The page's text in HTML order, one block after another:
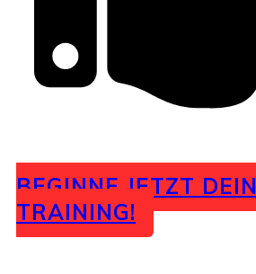
BEGINNE JETZT DEIN
TRAINING!